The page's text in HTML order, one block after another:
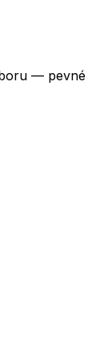
— pevné